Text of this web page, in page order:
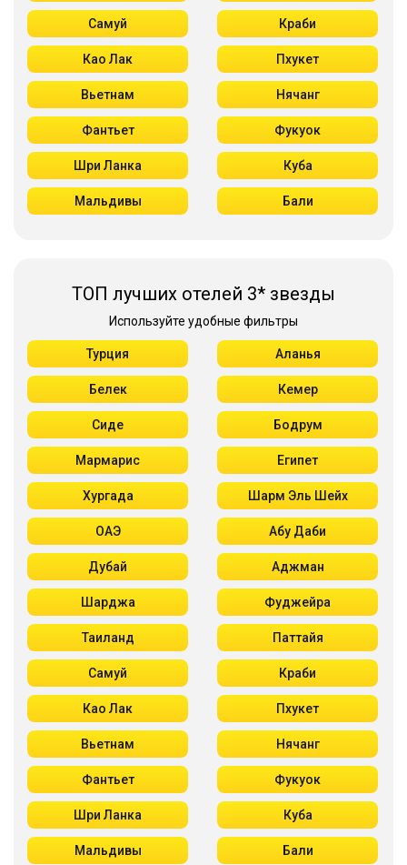
Самуй Краби
Као Лак Пхукет
Вьетнам Нячанг
Фантьет Фукуок
Шри Ланка Куба
Мальдивы Бали
ТОП лучших отелей 3* звезды
Используйте удобные фильтры
Турция Аланья
Белек Кемер
Сиде Бодрум
Мармарис Египет
Хургада Шарм Эль Шейх
ОАЭ Абу Даби
Дубай Аджман
Шарджа Фуджейра
Таиланд Паттайя
Самуй Краби
Као Лак Пхукет
Вьетнам Нячанг
Фантьет Фукуок
Шри Ланка Куба
Мальдивы Бали